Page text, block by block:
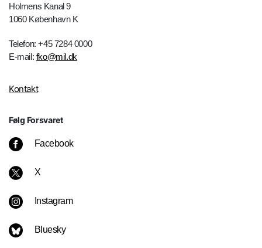
Holmens Kanal 9
1060 København K
Telefon: +45 7284 0000
E-mail: fko@mil.dk
Kontakt
Følg Forsvaret
Facebook
X
Instagram
Bluesky